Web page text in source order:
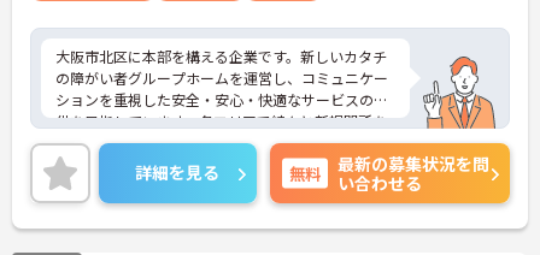
大阪市北区に本部を構える企業です。新しいカタチ
の障がい者グループホームを運営し、コミュニケー
ションを重視した安全・安心・快適なサービスの提
供を目指しています。各エリアで続々と新規開所を
している成長企業で働きませんか？ご興味のある方
には、面接対策ポイントなど、さらに詳細をお話し
いたしますのでお気軽にご相談ください！
詳細を見る 無料
最新の募集状況を問
い合わせる